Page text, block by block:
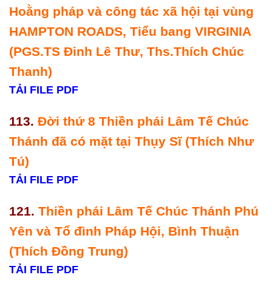
Hoằng pháp và công tác xã hội tại vùng
HAMPTON ROADS, Tiểu bang VIRGINIA
(PGS.TS Đinh Lê Thư, Ths.Thích Chúc
Thanh)
TẢI FILE PDF
113. Đời thứ 8 Thiền phái Lâm Tế Chúc
Thánh đã có mặt tại Thụy Sĩ (Thích Như
Tú)
TẢI FILE PDF
121. Thiền phái Lâm Tế Chúc Thánh Phú
Yên và Tổ đình Pháp Hội, Bình Thuận
(Thích Đồng Trung)
TẢI FILE PDF